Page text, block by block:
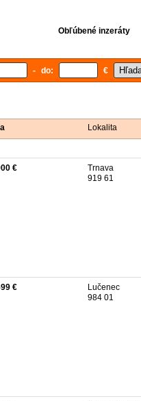
Obľúbené inzeráty
- do: €
Lokalita
€
Trnava
919 61
€
Lučenec
984 01